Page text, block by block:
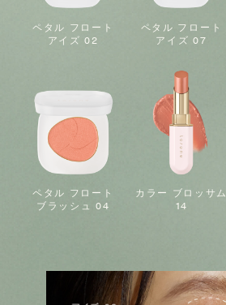
ペタル フロート
アイズ 02
ペタル フロート
アイズ 07
ペタル フロート
ブラッシュ 04
カラー ブロッサム
14